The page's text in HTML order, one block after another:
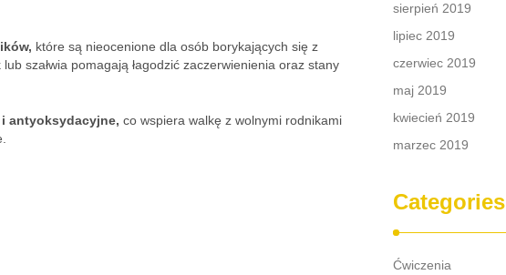
które są nieocenione dla osób borykających się z
szałwia pomagają łagodzić zaczerwienienia oraz stany
antyoksydacyjne, co wspiera walkę z wolnymi rodnikami
sierpień 2019
lipiec 2019
czerwiec 2019
maj 2019
kwiecień 2019
marzec 2019
Categories
Ćwiczenia